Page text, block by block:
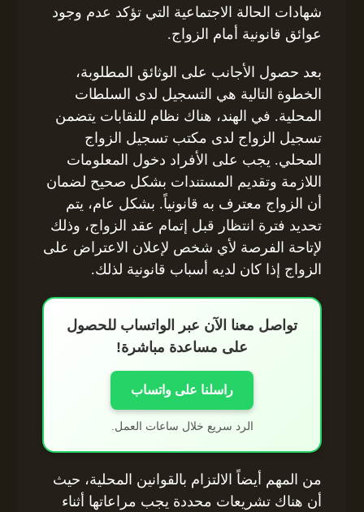
شهادات الحالة الاجتماعية التي تؤكد عدم وجود
عوائق قانونية أمام الزواج.
بعد حصول الأجانب على الوثائق المطلوبة،
الخطوة التالية هي التسجيل لدى السلطات
المحلية. في الهند، هناك نظام للنقابات يتضمن
تسجيل الزواج لدى مكتب تسجيل الزواج
المحلي. يجب على الأفراد دخول المعلومات
اللازمة وتقديم المستندات بشكل صحيح لضمان
أن الزواج معترف به قانونياً. بشكل عام، يتم
تحديد فترة انتظار قبل إتمام عقد الزواج، وذلك
لإتاحة الفرصة لأي شخص لإعلان الاعتراض على
الزواج إذا كان لديه أسباب قانونية لذلك.
تواصل معنا الآن عبر الواتساب للحصول
على مساعدة مباشرة!
راسلنا على واتساب
الرد سريع خلال ساعات العمل.
من المهم أيضاً الالتزام بالقوانين المحلية، حيث
أن هناك تشريعات محددة يجب مراعاتها أثناء